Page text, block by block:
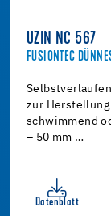
UZIN NC 567
FUSIONTEC
zur Herstellung
schwimmend
– 50 mm …
Datenblatt